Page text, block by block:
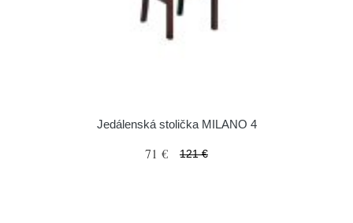
Jedálenská stolička MILANO 4
71 € 121 €